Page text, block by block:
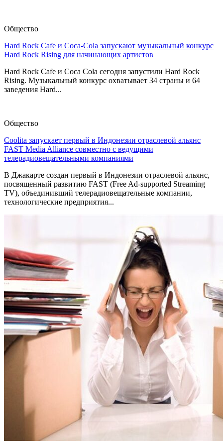
Общество
Hard Rock Cafe и Coca-Cola запускают музыкальный конкурс
Hard Rock Rising для начинающих артистов
Hard Rock Cafe и Coca Cola сегодня запустили Hard Rock
Rising. Музыкальный конкурс охватывает 34 страны и 64
заведения Hard...
Общество
Coolita запускает первый в Индонезии отраслевой альянс
FAST Media Alliance совместно с ведущими
телерадиовещательными компаниями
В Джакарте создан первый в Индонезии отраслевой альянс,
посвященный развитию FAST (Free Ad-supported Streaming
TV), объединивший телерадиовещательные компании,
технологические предприятия...